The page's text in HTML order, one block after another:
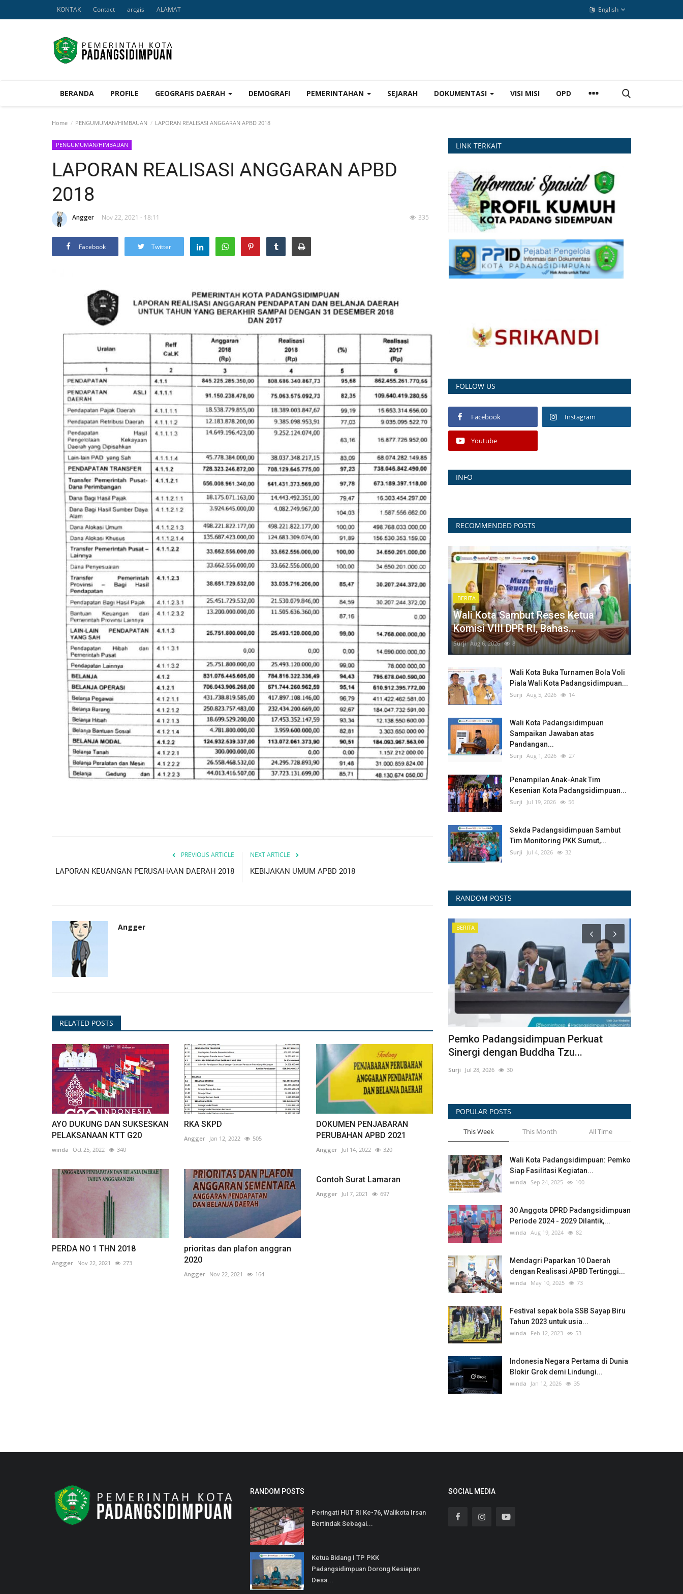
KONTAK Contact arcgis ALAMAT English
BERANDA PROFILE GEOGRAFIS DAERAH DEMOGRAFI PEMERINTAHAN SEJARAH DOKUMENTASI VISI MISI OPD
Home PENGUMUMAN/HIMBAUAN LAPORAN REALISASI ANGGARAN APBD 2018
PENGUMUMAN/HIMBAUAN
LAPORAN REALISASI ANGGARAN APBD
2018
Angger Nov 22, 2021 - 18:11 335
Facebook Twitter
PREVIOUS ARTICLE
LAPORAN KEUANGAN PERUSAHAAN DAERAH 2018
NEXT ARTICLE
KEBIJAKAN UMUM APBD 2018
Angger
RELATED POSTS
AYO DUKUNG DAN SUKSESKAN
PELAKSANAAN KTT G20
winda Oct 25, 2022 340
RKA SKPD
Angger Jan 12, 2022 505
DOKUMEN PENJABARAN
PERUBAHAN APBD 2021
Angger Jul 14, 2022 320
PERDA NO 1 THN 2018
Angger Nov 22, 2021 273
prioritas dan plafon anggran
2020
Angger Nov 22, 2021 164
Contoh Surat Lamaran
Angger Jul 7, 2021 697
LINK TERKAIT
FOLLOW US
Facebook Instagram
Youtube
INFO
RECOMMENDED POSTS
BERITA
Wali Kota Sambut Reses Ketua
Komisi VIII DPR RI, Bahas...
Surji Aug 6, 2026 8
Wali Kota Buka Turnamen Bola Voli
Piala Wali Kota Padangsidimpuan...
Surji Aug 5, 2026 14
Wali Kota Padangsidimpuan
Sampaikan Jawaban atas
Pandangan...
Surji Aug 1, 2026 27
Penampilan Anak-Anak Tim
Kesenian Kota Padangsidimpuan...
Surji Jul 19, 2026 56
Sekda Padangsidimpuan Sambut
Tim Monitoring PKK Sumut,...
Surji Jul 4, 2026 32
RANDOM POSTS
PENGUMUMAN/HIMBAUAN
DINAS LINGKUNGAN HIDUP KOTA...
Surji Jan 19, 2026 790
winda Jul 30, 2026 29
BERITA
Pemko Padangsidimpuan Perkuat
Sinergi dengan Buddha Tzu...
Surji Jul 28, 2026 30
POPULAR POSTS
This Week This Month All Time
Wali Kota Padangsidimpuan: Pemko
Siap Fasilitasi Kegiatan...
winda Sep 24, 2025 100
30 Anggota DPRD Padangsidimpuan
Periode 2024 - 2029 Dilantik,...
winda Aug 19, 2024 82
Mendagri Paparkan 10 Daerah
dengan Realisasi APBD Tertinggi...
winda May 10, 2025 73
Festival sepak bola SSB Sayap Biru
Tahun 2023 untuk usia...
winda Feb 12, 2023 53
Indonesia Negara Pertama di Dunia
Blokir Grok demi Lindungi...
winda Jan 12, 2026 35
RANDOM POSTS
Peringati HUT RI Ke-76, Walikota Irsan
Bertindak Sebagai...
Ketua Bidang I TP PKK
Padangsidimpuan Dorong Kesiapan
Desa...
SOCIAL MEDIA